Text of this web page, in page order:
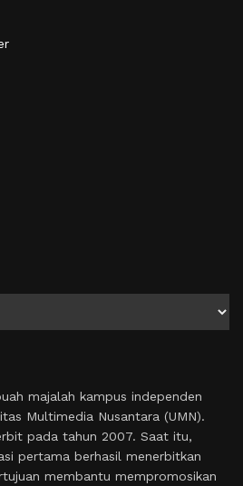
majalah kampus independen
Multimedia Nusantara (UMN).
pada tahun 2007. Saat itu,
pertama berhasil menerbitkan
membantu mempromosikan